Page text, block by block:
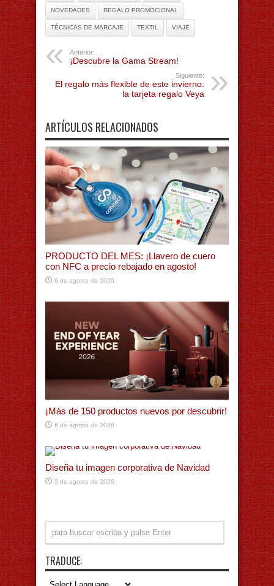
NOVEDADES REGALO PROMOCIONAL
TÉCNICAS DE MARCAJE TEXTIL VIAJE
Anterior:
¡Descubre la Gama Stream!
Siguiente:
El regalo más flexible de este invierno:
la tarjeta regalo Veya
ARTÍCULOS RELACIONADOS
PRODUCTO DEL MES: ¡Llavero de cuero
con NFC a precio rebajado en agosto!
6 de agosto de 2026
¡Más de 150 productos nuevos por descubrir!
6 de agosto de 2026
Diseña tu imagen corporativa de Navidad
5 de agosto de 2026
TRADUCE: